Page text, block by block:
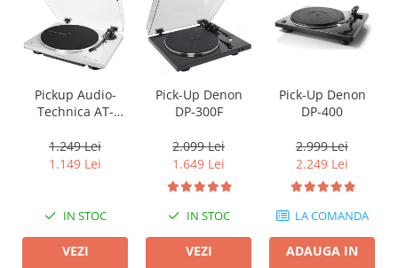
Pickup Audio-
Technica AT-
1.249 Lei
1.149 Lei
IN STOC
VEZI
Pick-Up Denon
DP-300F
2.099 Lei
1.649 Lei
IN STOC
VEZI
Pick-Up Denon
DP-400
2.999 Lei
2.249 Lei
LA COMANDA
ADAUGA IN